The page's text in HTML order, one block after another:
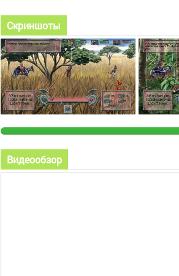
Скриншоты
Видеообзор